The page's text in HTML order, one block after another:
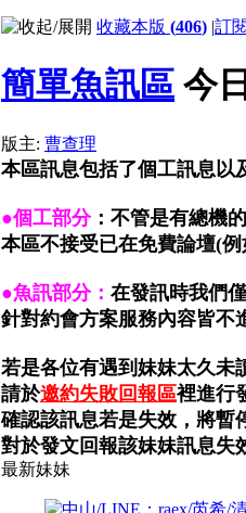
收藏本版 (406) |訂閱
簡單魚訊區 今
版主: 曹查理
本區訊息包括了個工訊息以
●個工部分：不管是有總機
本區不接受已在免費論壇(例
●魚訊部分： 在發訊時我們
針對約會方案服務內容皆不
若是各位有遇到妹妹太久未
請於邀約失敗回報區裡進行
確認該訊息若是失效，將暫
對於發文回報該妹妹訊息失
最新妹妹